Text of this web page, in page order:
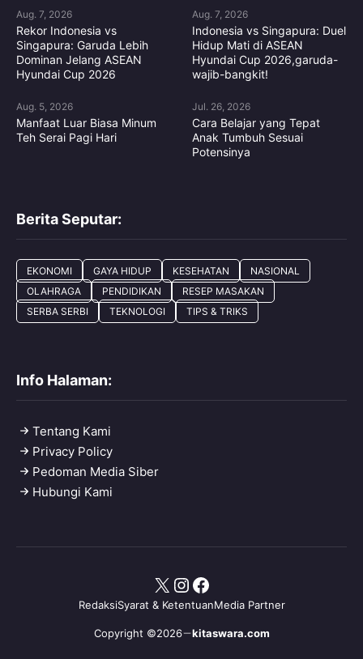
Aug. 7, 2026
Rekor Indonesia vs
Singapura: Garuda Lebih
Dominan Jelang ASEAN
Hyundai Cup 2026
Aug. 7, 2026
Indonesia vs Singapura: Duel
Hidup Mati di ASEAN
Hyundai Cup 2026,garuda-
wajib-bangkit!
Aug. 5, 2026
Manfaat Luar Biasa Minum
Teh Serai Pagi Hari
Jul. 26, 2026
Cara Belajar yang Tepat
Anak Tumbuh Sesuai
Potensinya
Berita Seputar:
EKONOMI GAYA HIDUP KESEHATAN
NASIONAL
OLAHRAGA
PENDIDIKAN
RESEP MASAKAN
SERBA SERBI
TEKNOLOGI TIPS & TRIKS
Info Halaman:
Tentang Kami
Privacy Policy
Pedoman Media Siber
Hubungi Kami
Copyright ©2026 kitaswara.com
RedaksiSyarat & KetentuanMedia Partner
X Instagram
Facebook